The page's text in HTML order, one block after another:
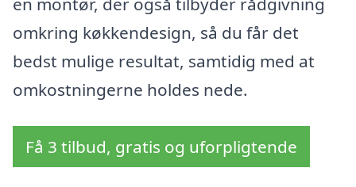
omkring køkkendesign, så du får det
bedst mulige resultat, samtidig med at
omkostningerne holdes nede.
Få 3 tilbud, gratis og uforpligtende